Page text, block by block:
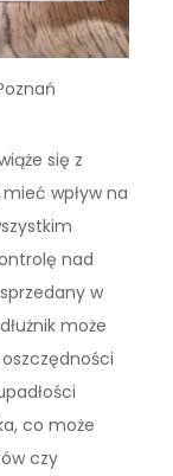
się z
wpływ na
nad
w
może
co może
czy